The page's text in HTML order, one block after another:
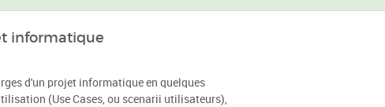
informatique
d'un projet informatique en quelques
(Use Cases, ou scenarii utilisateurs),